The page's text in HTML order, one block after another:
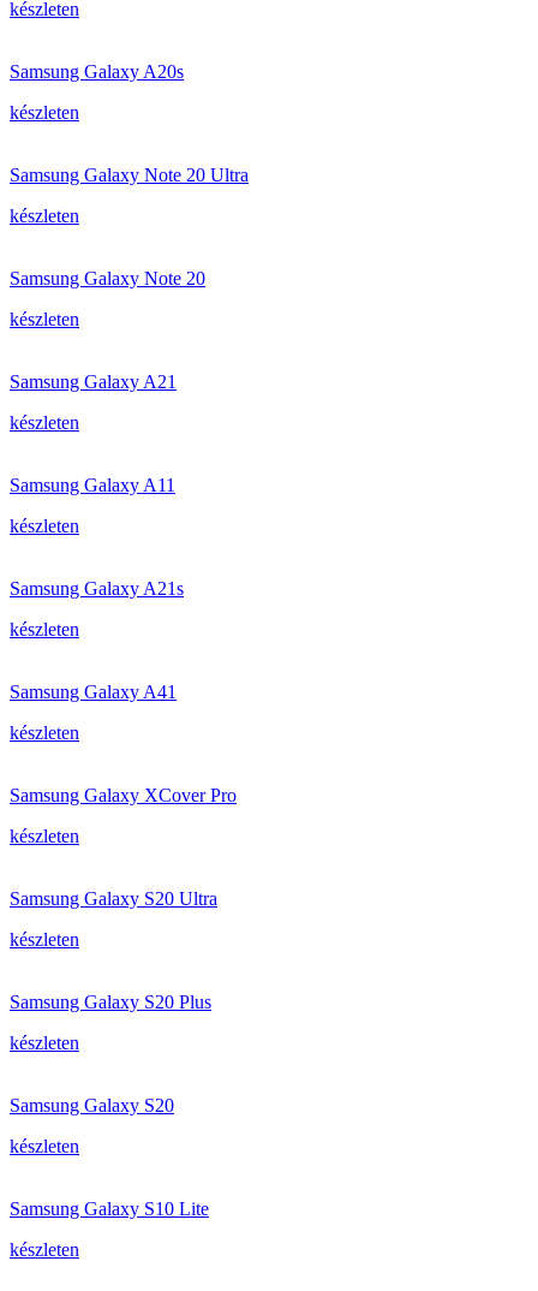
készleten
Samsung Galaxy A20s
készleten
Samsung Galaxy Note 20 Ultra
készleten
Samsung Galaxy Note 20
készleten
Samsung Galaxy A21
készleten
Samsung Galaxy A11
készleten
Samsung Galaxy A21s
készleten
Samsung Galaxy A41
készleten
Samsung Galaxy XCover Pro
készleten
Samsung Galaxy S20 Ultra
készleten
Samsung Galaxy S20 Plus
készleten
Samsung Galaxy S20
készleten
Samsung Galaxy S10 Lite
készleten